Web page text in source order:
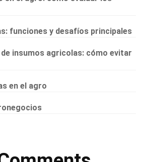
funciones y desafíos principales
insumos agricolas: cómo evitar
en el agro